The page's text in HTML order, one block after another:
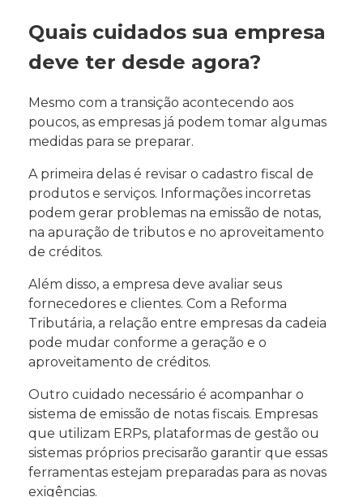
Quais cuidados sua empresa
deve ter desde agora?
Mesmo com a transição acontecendo aos
poucos, as empresas já podem tomar algumas
medidas para se preparar.
A primeira delas é revisar o cadastro fiscal de
produtos e serviços. Informações incorretas
podem gerar problemas na emissão de notas,
na apuração de tributos e no aproveitamento
de créditos.
Além disso, a empresa deve avaliar seus
fornecedores e clientes. Com a Reforma
Tributária, a relação entre empresas da cadeia
pode mudar conforme a geração e o
aproveitamento de créditos.
Outro cuidado necessário é acompanhar o
sistema de emissão de notas fiscais. Empresas
que utilizam ERPs, plataformas de gestão ou
sistemas próprios precisarão garantir que essas
ferramentas estejam preparadas para as novas
exigências.